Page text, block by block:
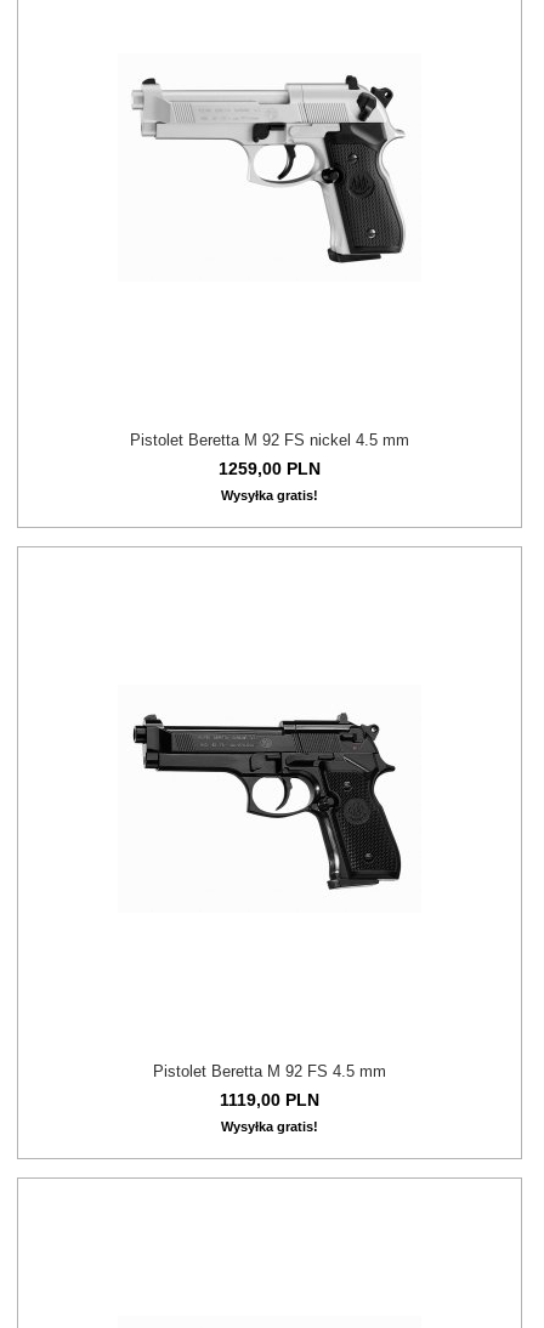
Pistolet Beretta M 92 FS nickel 4.5 mm
1259,00 PLN
Wysyłka gratis!
Pistolet Beretta M 92 FS 4.5 mm
1119,00 PLN
Wysyłka gratis!